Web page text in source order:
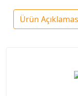
Ürün